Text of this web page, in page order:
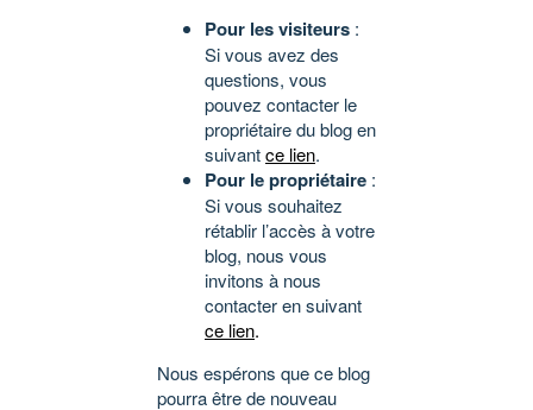
Pour les visiteurs :
Si vous avez des
questions, vous
pouvez contacter le
propriétaire du blog en
suivantce lien.
Pour le propriétaire :
Si vous souhaitez
rétablir l’accès à votre
blog, nous vous
invitons à nous
contacter en suivant
ce lien.
Nous espérons que ce blog
pourra être de nouveau